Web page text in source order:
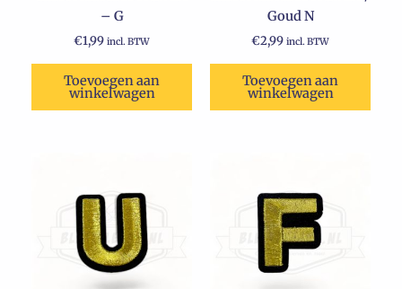
– G
€1,99 incl. BTW
Toevoegen aan
winkelwagen
Goud N
€2,99 incl. BTW
Toevoegen aan
winkelwagen